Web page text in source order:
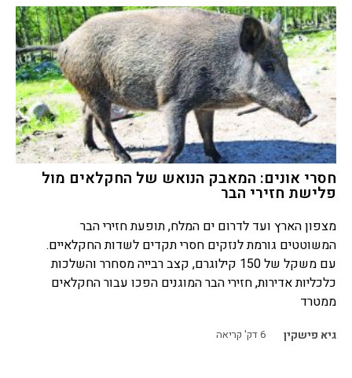
חסרי אונים: המאבק הנואש של החקלאים מול
פלישת חזירי הבר
מצפון הארץ ועד לדרום ים המלח, תופעת חזירי הבר
המשוטטים גורמת לנזקים חסרי תקדים לשדות החקלאיים.
עם משקל של 150 קילוגרם, קצב רבייה מסחרר והשלכות
כלכליות אדירות, חזירי הבר המוגנים הפכו עבור החקלאים
ממטרד
גיא פישקין 6דק' קריאה